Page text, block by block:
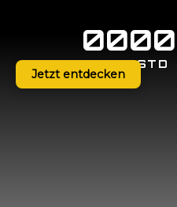
00
TAGE
00
STD
Jetzt entdecken